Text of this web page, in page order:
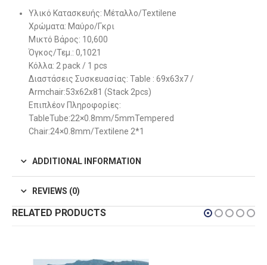
Υλικό Κατασκευής: Μέταλλο/Textilene
Χρώματα: Μαύρο/Γκρι
Μικτό Βάρος: 10,600
Όγκος/Τεμ.: 0,1021
Κόλλα: 2 pack / 1 pcs
Διαστάσεις Συσκευασίας: Table : 69x63x7 /
Armchair:53x62x81 (Stack 2pcs)
Επιπλέον Πληροφορίες:
TableTube:22×0.8mm/5mmTempered
Chair:24×0.8mm/Textilene 2*1
ADDITIONAL INFORMATION
REVIEWS (0)
RELATED PRODUCTS